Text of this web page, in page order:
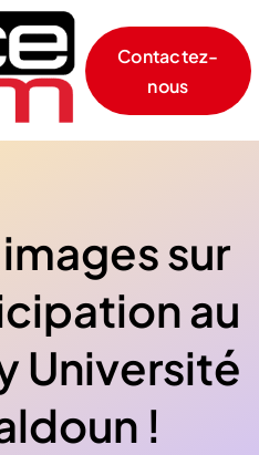
Contactez-
nous
sur
au
Université
!